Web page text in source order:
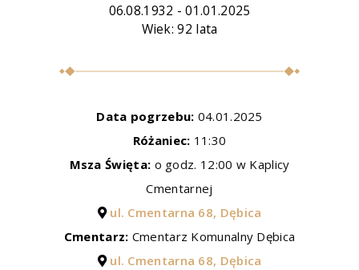
06.08.1932 - 01.01.2025
Wiek: 92 lata
Data pogrzebu: 04.01.2025
Różaniec: 11:30
Msza Święta: o godz. 12:00 w Kaplicy
Cmentarnej
ul. Cmentarna 68, Dębica
Cmentarz: Cmentarz Komunalny Dębica
ul. Cmentarna 68, Dębica